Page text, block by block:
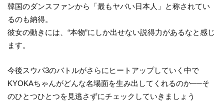
韓国のダンスファンから「最もヤバい日本人」と称されてい
るのも納得。
彼女の動きには、“本物”にしか出せない説得力があるなと感じ
ます。
今後スウパ3のバトルがさらにヒートアップしていく中で
KYOKAちゃんがどんな名場面を生み出してくれるのか──そ
のひとつひとつを見逃さずにチェックしていきましょう